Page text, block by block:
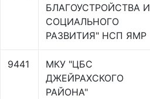
БЛАГОУСТРОЙСТВА И
СОЦИАЛЬНОГО
РАЗВИТИЯ" НСП ЯМР
9441
МКУ "ЦБС
ДЖЕЙРАХСКОГО
РАЙОНА"